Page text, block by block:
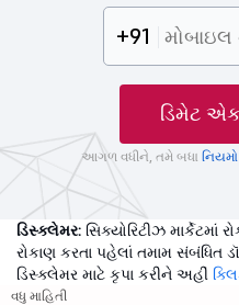
+91
ડિમેટ
આગળ વધીને, તમે બધા
ડિસ્ક્લેમર: સિક્યોરિટીઝ
રોકાણ કરતા પહેલાં તમામ સંબંધિત
ડિસ્ક્લેમર માટે કૃપા કરીને અહીં
વધુ માહિતી